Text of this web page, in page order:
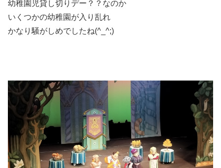
幼稚園児貸し切りデー？？なのか
いくつかの幼稚園が入り乱れ
かなり騒がしめでしたね(^_^;)